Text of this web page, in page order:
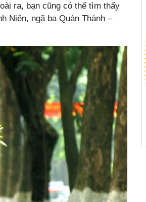
ra, bạn cũng có thể tìm thấy
Niên, ngã ba Quán Thánh –